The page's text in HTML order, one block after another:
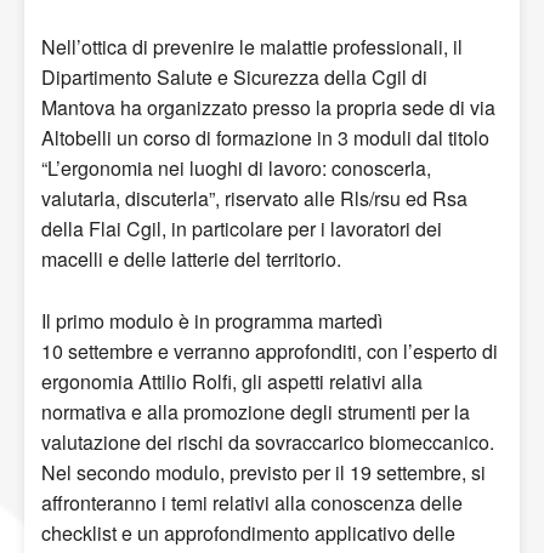
Nell’ottica di prevenire le malattie professionali, il
Dipartimento Salute e Sicurezza della Cgil di
Mantova ha organizzato presso la propria sede di via
Altobelli un corso di formazione in 3 moduli dal titolo
“L’ergonomia nei luoghi di lavoro: conoscerla,
valutarla, discuterla”, riservato alle Rls/rsu ed Rsa
della Flai Cgil, in particolare per i lavoratori dei
macelli e delle latterie del territorio.
Il primo modulo è in programma martedì
10 settembre e verranno approfonditi, con l’esperto di
ergonomia Attilio Rolfi, gli aspetti relativi alla
normativa e alla promozione degli strumenti per la
valutazione dei rischi da sovraccarico biomeccanico.
Nel secondo modulo, previsto per il 19 settembre, si
affronteranno i temi relativi alla conoscenza delle
checklist e un approfondimento applicativo delle